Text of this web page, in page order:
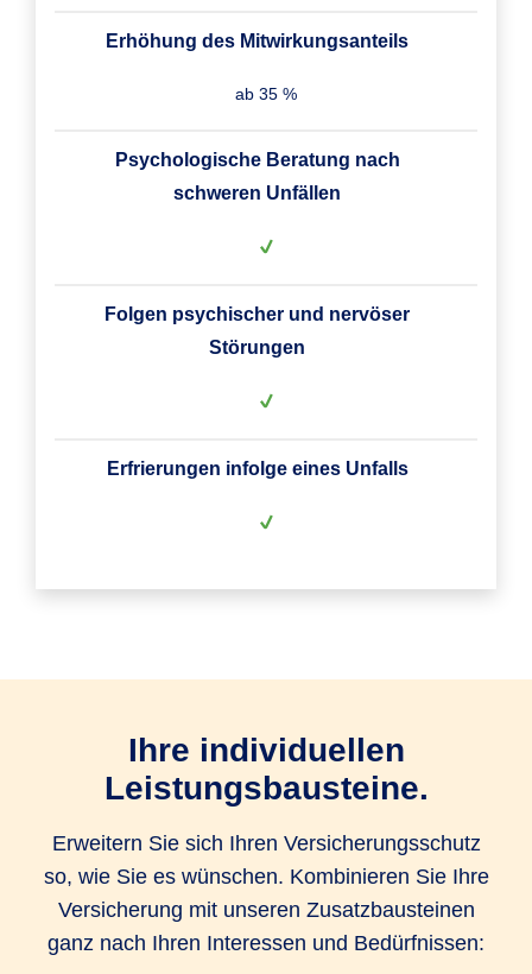
Erhöhung des Mitwirkungsanteils
ab 35 %
Psychologische Beratung nach
schweren Unfällen
Folgen psychischer und nervöser
Störungen
Erfrierungen infolge eines Unfalls
Ihre individuellen
Leistungsbausteine.
Erweitern Sie sich Ihren Versicherungsschutz
so, wie Sie es wünschen. Kombinieren Sie Ihre
Versicherung mit unseren Zusatzbausteinen
ganz nach Ihren Interessen und Bedürfnissen: